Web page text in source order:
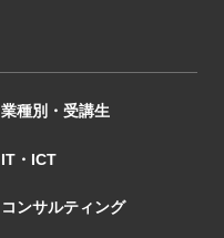
業種別・受講生
IT・ICT
コンサルティング